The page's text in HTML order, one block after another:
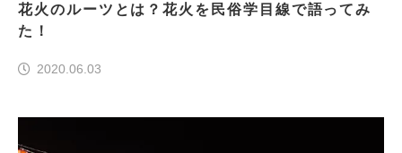
花火のルーツとは？花火を民俗学目線で語ってみ
た！
2020.06.03